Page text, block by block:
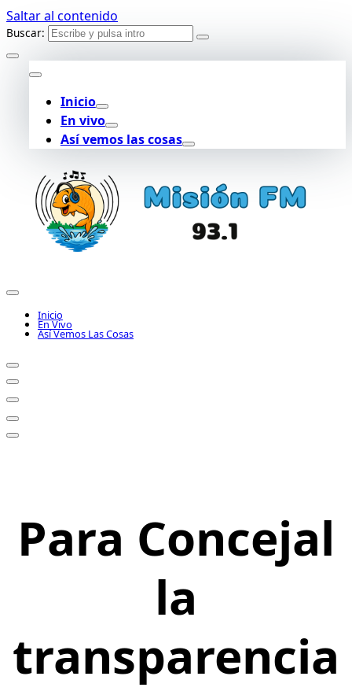
Saltar al contenido
Buscar:
Inicio
En vivo
Así vemos las cosas
Inicio
En Vivo
Así Vemos Las Cosas
Para Concejal
la
transparencia